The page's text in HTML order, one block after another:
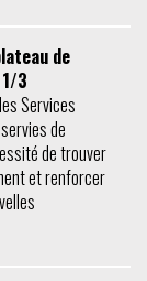
de
3
Services
de
de trouver
et renforcer